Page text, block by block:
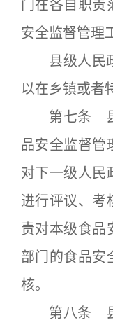
门在各自职责
安全监督管理
县级人民政
以在乡镇或者
第七条 县
品安全监督管
对下一级人民
进行评议、考
责对本级食品
部门的食品安
核。
第八条 县